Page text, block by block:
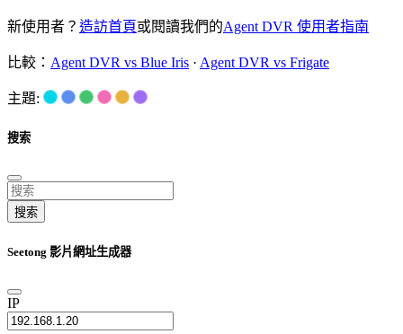
新使用者？ 造訪首頁或閱讀我們的Agent DVR 使用者指南
比較： Agent DVR vs Blue Iris · Agent DVR vs Frigate
主題:
搜索
搜索
Seetong 影片網址生成器
IP